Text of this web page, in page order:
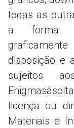
todas as
a forma
disposição e
sujeitos
licença ou
Materiais e